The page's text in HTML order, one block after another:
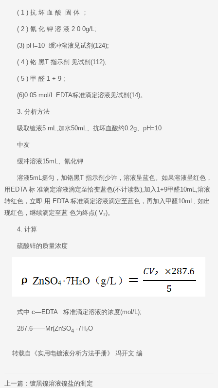
( 1 ) 抗 坏 血 酸 固 体 ；
( 2 ) 氰 化 钾 溶 液 2 0 0g/L;
(3) pH=10 缓冲溶液见试剂(124);
( 4 ) 铬 黑T 指示剂 见试剂(112);
( 5 ) 甲 醛 1 + 9 ;
(6)0.05 mol/L EDTA标准滴定溶液见试剂(14)。
3. 分析方法
吸取镀液5 mL,加水50mL、抗坏血酸约0.2g、pH=10
中友
缓冲溶液15mL、氰化钾
溶液5mL摇匀，加铬黑T 指示剂少许，溶液呈蓝色。如果溶液呈红色，
用EDTA 标 准滴定溶液滴定至恰变蓝色(不计读数),加入1+9甲醛10mL,溶液
转红色，立即 用 EDTA 标准滴定溶液滴定至蓝色，再加入甲醛10mL, 如出
现红色，继续滴定至蓝 色为终点( V₂)。
4. 计算
硫酸锌的质量浓度
式中 c—EDTA 标准滴定溶液的浓度(mol/L);
287.6——Mr(ZnSO4 ·7H₂O
转载自《实用电镀液分析方法手册》 冯开文 编
上一篇： 镀黑镍溶液镍盐的测定